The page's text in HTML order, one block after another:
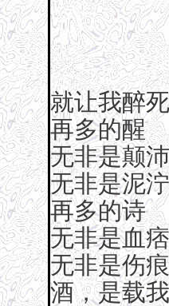
就让我醉
再多的醒
无非是颠沛
无非是泥
再多的诗
无非是血痞
无非是伤
酒，是载